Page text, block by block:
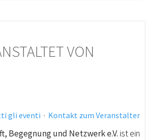
VON
gli eventi · Kontakt zum Veranstalter
Begegnung und Netzwerk e.V. ist ein